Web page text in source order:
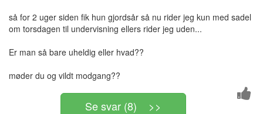
så for 2 uger siden fik hun gjordsår så nu rider jeg kun med sadel
om torsdagen til undervisning ellers rider jeg uden...
Er man så bare uheldig eller hvad??
møder du og vildt modgang??
Se svar (8) >>